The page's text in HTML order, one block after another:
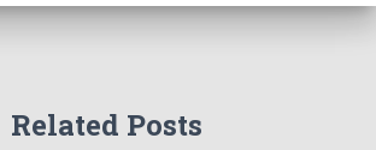
Related Posts